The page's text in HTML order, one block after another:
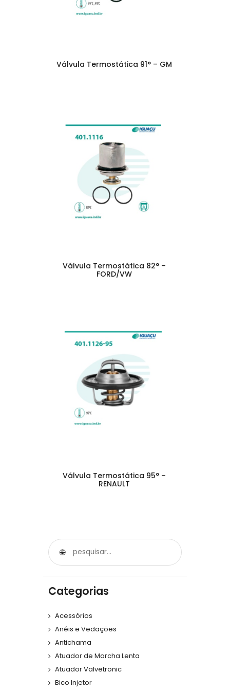
Válvula Termostática 91° – GM
Válvula Termostática 82° –
FORD/VW
Válvula Termostática 95° –
RENAULT
Categorias
Acessórios
Anéis e Vedações
Antichama
Atuador de Marcha Lenta
Atuador Valvetronic
Bico Injetor